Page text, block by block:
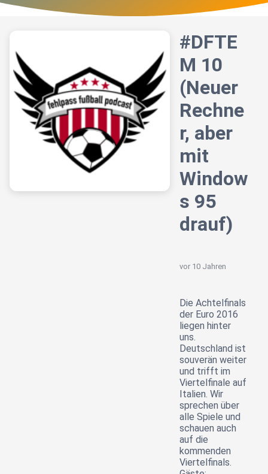
#DFTE
M 10
(Neuer
Rechne
r, aber
mit
Window
s 95
drauf)
vor 10 Jahren
Die Achtelfinals
der Euro 2016
liegen hinter
uns.
Deutschland ist
souverän weiter
und trifft im
Viertelfinale auf
Italien. Wir
sprechen über
alle Spiele und
schauen auch
auf die
kommenden
Viertelfinals.